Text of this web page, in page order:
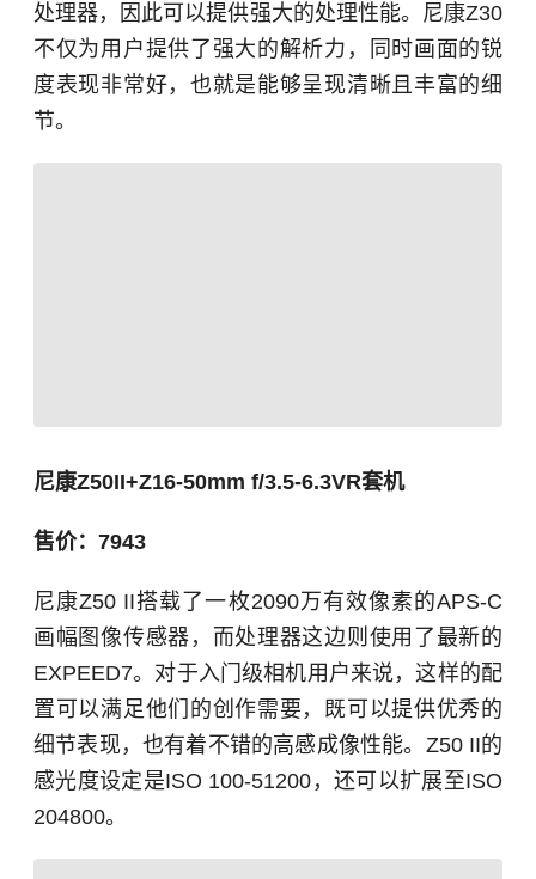
处理器，因此可以提供强大的处理性能。尼康Z30
不仅为用户提供了强大的解析力，同时画面的锐
度表现非常好，也就是能够呈现清晰且丰富的细
节。
尼康Z50II+Z16-50mm f/3.5-6.3VR套机
售价：7943
尼康Z50 II搭载了一枚2090万有效像素的APS-C
画幅图像传感器，而处理器这边则使用了最新的
EXPEED7。对于入门级相机用户来说，这样的配
置可以满足他们的创作需要，既可以提供优秀的
细节表现，也有着不错的高感成像性能。Z50 II的
感光度设定是ISO 100-51200，还可以扩展至ISO
204800。